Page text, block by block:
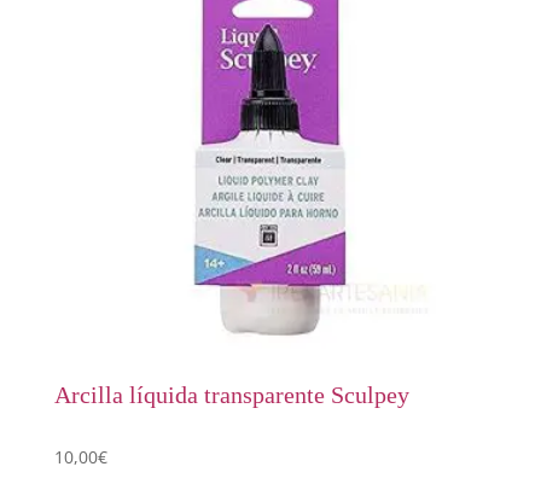
Arcilla líquida transparente Sculpey
10,00€